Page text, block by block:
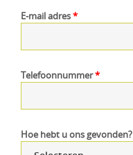
E-mail adres*
Telefoonnummer*
Hoe hebt u ons gevonden?